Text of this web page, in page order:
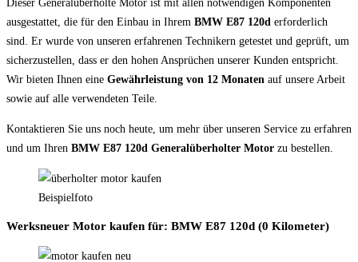
ausgestattet, die für den Einbau in Ihrem BMW E87 120d erforderlich
sind. Er wurde von unseren erfahrenen Technikern getestet und geprüft, um
sicherzustellen, dass er den hohen Ansprüchen unserer Kunden entspricht.
Wir bieten Ihnen eine Gewährleistung von 12 Monaten auf unsere Arbeit
sowie auf alle verwendeten Teile.
Kontaktieren Sie uns noch heute, um mehr über unseren Service zu erfahren
und um Ihren BMW E87 120d Generalüberholter Motor zu bestellen.
Beispielfoto
Werksneuer Motor kaufen für: BMW E87 120d (0 Kilometer)